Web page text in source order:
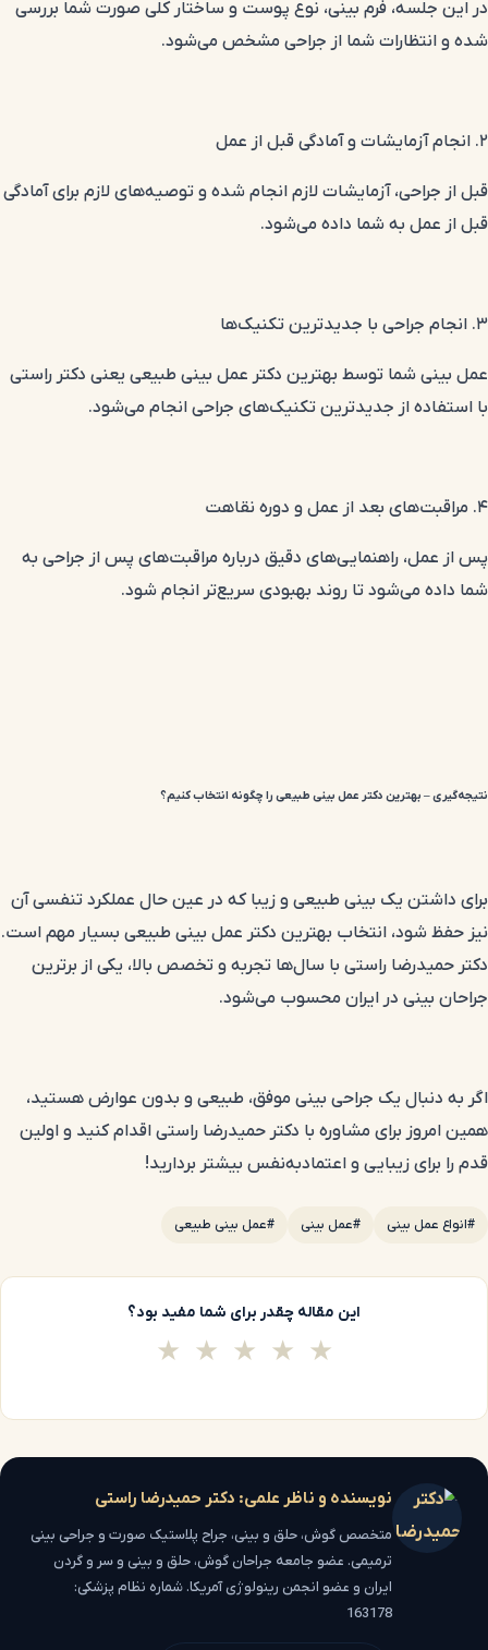
در این جلسه، فرم بینی، نوع پوست و ساختار کلی صورت شما بررسی
شده و انتظارات شما از جراحی مشخص می‌شود.
۲. انجام آزمایشات و آمادگی قبل از عمل
قبل از جراحی، آزمایشات لازم انجام شده و توصیه‌های لازم برای آمادگی
قبل از عمل به شما داده می‌شود.
۳. انجام جراحی با جدیدترین تکنیک‌ها
عمل بینی شما توسط بهترین دکتر عمل بینی طبیعی یعنی دکتر راستی
با استفاده از جدیدترین تکنیک‌های جراحی انجام می‌شود.
۴. مراقبت‌های بعد از عمل و دوره نقاهت
پس از عمل، راهنمایی‌های دقیق درباره مراقبت‌های پس از جراحی به
شما داده می‌شود تا روند بهبودی سریع‌تر انجام شود.
نتیجه‌گیری – بهترین دکتر عمل بینی طبیعی را چگونه انتخاب کنیم؟
برای داشتن یک بینی طبیعی و زیبا که در عین حال عملکرد تنفسی آن
نیز حفظ شود، انتخاب بهترین دکتر عمل بینی طبیعی بسیار مهم است.
دکتر حمیدرضا راستی با سال‌ها تجربه و تخصص بالا، یکی از برترین
جراحان بینی در ایران محسوب می‌شود.
اگر به دنبال یک جراحی بینی موفق، طبیعی و بدون عوارض هستید،
همین امروز برای مشاوره با دکتر حمیدرضا راستی اقدام کنید و اولین
قدم را برای زیبایی و اعتمادبه‌نفس بیشتر بردارید!
#انواع عمل بینی #عمل بینی #عمل بینی طبیعی
این مقاله چقدر برای شما مفید بود؟
★ ★ ★ ★ ★
نویسنده و ناظر علمی: دکتر حمیدرضا راستی
متخصص گوش، حلق و بینی، جراح پلاستیک صورت و جراحی بینی
ترمیمی. عضو جامعه جراحان گوش، حلق و بینی و سر و گردن
ایران و عضو انجمن رینولوژی آمریکا. شماره نظام پزشکی:
163178